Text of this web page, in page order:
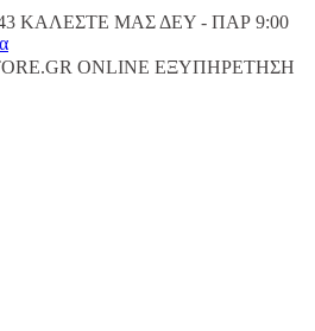
ΚΑΛΕΣΤΕ ΜΑΣ ΔΕΥ - ΠΑΡ 9:00
ONLINE ΕΞΥΠΗΡΕΤΗΣH